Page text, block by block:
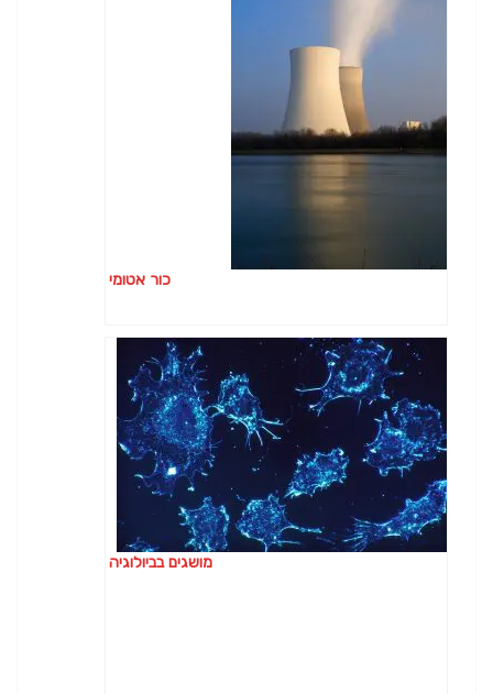
כור אטומי
מושגים בביולוגיה